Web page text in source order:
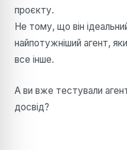
проєкту.
Не тому, що він
найпотужніший агент,
все інше.
А ви вже тестували
досвід?